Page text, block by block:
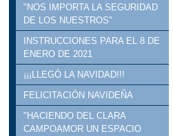
"NOS IMPORTA LA SEGURIDAD
DE LOS NUESTROS"
INSTRUCCIONES PARA EL 8 DE
ENERO DE 2021
¡¡¡LLEGÓ LA NAVIDAD!!!
FELICITACIÓN NAVIDEÑA
"HACIENDO DEL CLARA
CAMPOAMOR UN ESPACIO